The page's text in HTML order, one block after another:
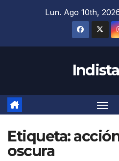
Lun. Ago 10th,
Etiqueta:
oscura